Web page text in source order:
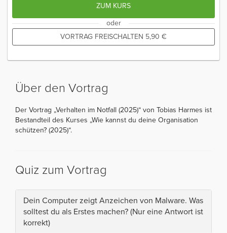
ZUM KURS
oder
VORTRAG FREISCHALTEN 5,90 €
Über den Vortrag
Der Vortrag „Verhalten im Notfall (2025)“ von Tobias Harmes ist
Bestandteil des Kurses „Wie kannst du deine Organisation
schützen? (2025)“.
Quiz zum Vortrag
Dein Computer zeigt Anzeichen von Malware. Was
solltest du als Erstes machen? (Nur eine Antwort ist
korrekt)